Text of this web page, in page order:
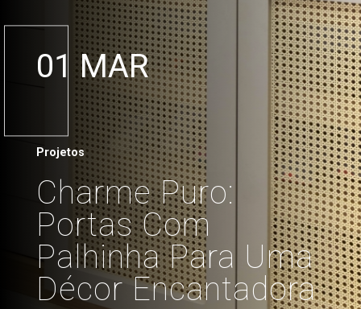
01 MAR
Projetos
Charme Puro:
Portas Com
Palhinha Para Uma
Décor Encantadora